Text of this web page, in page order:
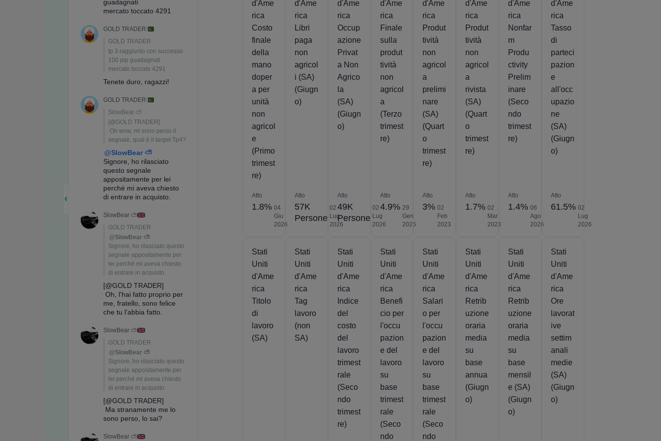
d'Ame
rica
Costo
finale
della
mano
doper
a per
unità
non
agricol
e
(Primo
trimest
re)
Atto
1.8% 04
Giu
2026
d'Ame
rica
Libri
paga
non
agricol
i (SA)
(Giugn
o)
Atto
57K
Persone
02
Lug
2026
d'Ame
rica
Occup
azione
Privat
a Non
Agrico
la
(SA)
(Giugn
o)
Atto
49K
Persone
02
Lug
2026
d'Ame
rica
Finale
sulla
produt
tività
non
agricol
a
(Terzo
trimest
re)
Atto
4.9% 29
Gen
2026
d'Ame
rica
Produt
tività
non
agricol
a
prelimi
nare
(SA)
(Quart
o
trimest
re)
Atto
3% 02
Feb
2023
d'Ame
rica
Produt
tività
non
agricol
a
rivista
(SA)
(Quart
o
trimest
re)
Atto
1.7% 02
Mar
2023
d'Ame
rica
Nonfar
m
Produ
ctivity
Prelim
inare
(Seco
ndo
trimest
re)
Atto
1.4% 06
Ago
2026
d'Ame
rica
Tasso
di
parteci
pazion
e
all'occ
upazio
ne
(SA)
(Giugn
o)
Atto
61.5% 02
Lug
2026
Stati
Uniti
d'Ame
rica
Titolo
di
lavoro
(SA)
Stati
Uniti
d'Ame
rica
Tag
lavoro
(non
SA)
Stati
Uniti
d'Ame
rica
Indice
del
costo
del
lavoro
trimest
rale
(Seco
ndo
trimest
re)
Stati
Uniti
d'Ame
rica
Benefi
cio per
l'occu
pazion
e del
lavoro
su
base
trimest
rale
(Seco
ndo
Stati
Uniti
d'Ame
rica
Salari
o per
l'occu
pazion
e del
lavoro
su
base
trimest
rale
(Seco
ndo
Stati
Uniti
d'Ame
rica
Retrib
uzione
oraria
media
su
base
annua
(Giugn
o)
Stati
Uniti
d'Ame
rica
Retrib
uzione
oraria
media
su
base
mensil
e (SA)
(Giugn
o)
Stati
Uniti
d'Ame
rica
Ore
lavorat
ive
settim
anali
medie
(SA)
(Giugn
o)